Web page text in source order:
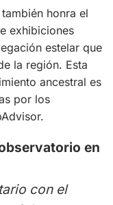
honra el
exhibiciones
estelar que
la región. Esta
ancestral es
por los
en
con el